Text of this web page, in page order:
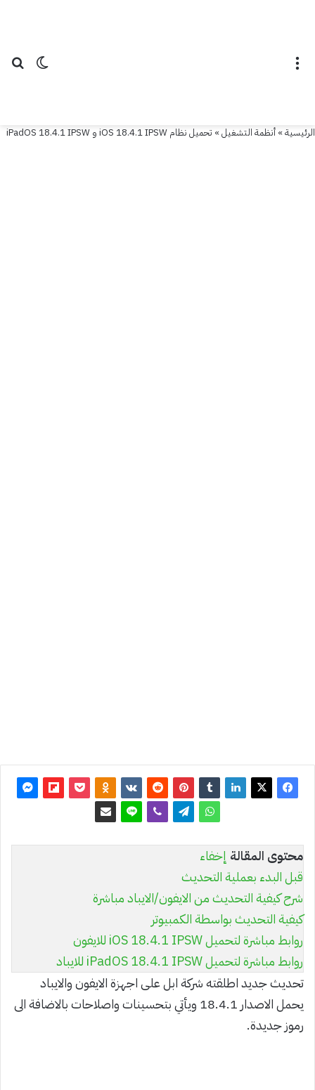
الوضع
الرئيسية» أنظمة التشغيل» تحميل نظام iOS 18.4.1 IPSW و iPadOS 18.4.1 IPSW
محتوى المقالة إخفاء
قبل البدء بعملية التحديث
شرح كيفية التحديث من الايفون/الايباد مباشرة
كيفية التحديث بواسطة الكمبيوتر
روابط مباشرة لتحميل iOS 18.4.1 IPSW للايفون
روابط مباشرة لتحميل iPadOS 18.4.1 IPSW للايباد
تحديث جديد اطلقته شركة ابل على اجهزة الايفون والايباد
يحمل الاصدار 18.4.1 ويأتي بتحسينات واصلاحات بالاضافة الى
رموز جديدة.